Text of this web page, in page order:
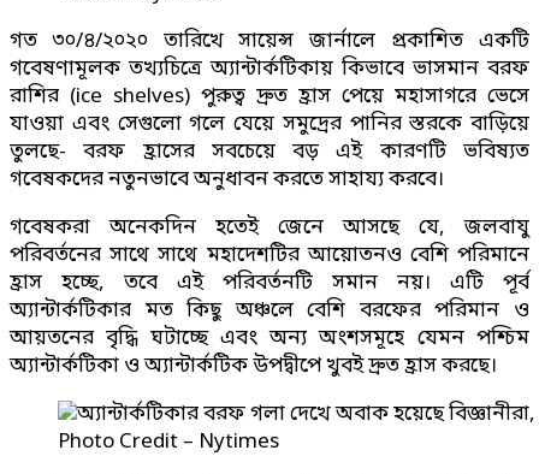
গত ৩০/৪/২০২০ তারিখে সায়েন্স জার্নালে প্রকাশিত একটি
গবেষণামূলক তখ্যচিত্রে অ্যান্টার্কটিকায় কিভাবে ভাসমান বরফ
রাশির (ice shelves) পুরুত্ব দ্রুত হ্রাস পেয়ে মহাসাগরে ভেসে
যাওয়া এবং সেগুলো গলে যেয়ে সমুদ্রের পানির স্তরকে বাড়িয়ে
তুলছে- বরফ হ্রাসের সবচেয়ে বড় এই কারণটি ভবিষ্যত
গবেষকদের নতুনভাবে অনুধাবন করতে সাহায্য করবে।
গবেষকরা অনেকদিন হতেই জেনে আসছে যে, জলবাযু
পরিবর্তনের সাথে সাথে মহাদেশটির আয়োতনও বেশি পরিমানে
হ্রাস হচ্ছে, তবে এই পরিবর্তনটি সমান নয়। এটি পূর্ব
অ্যান্টার্কটিকার মত কিছু অঞ্চলে বেশি বরফের পরিমান ও
আয়তনের বৃদ্ধি ঘটাচ্ছে এবং অন্য অংশসমূহে যেমন পশ্চিম
অ্যান্টার্কটিকা ও অ্যান্টার্কটিক উপদ্বীপে খুবই দ্রুত হ্রাস করছে।
Photo Credit – Nytimes